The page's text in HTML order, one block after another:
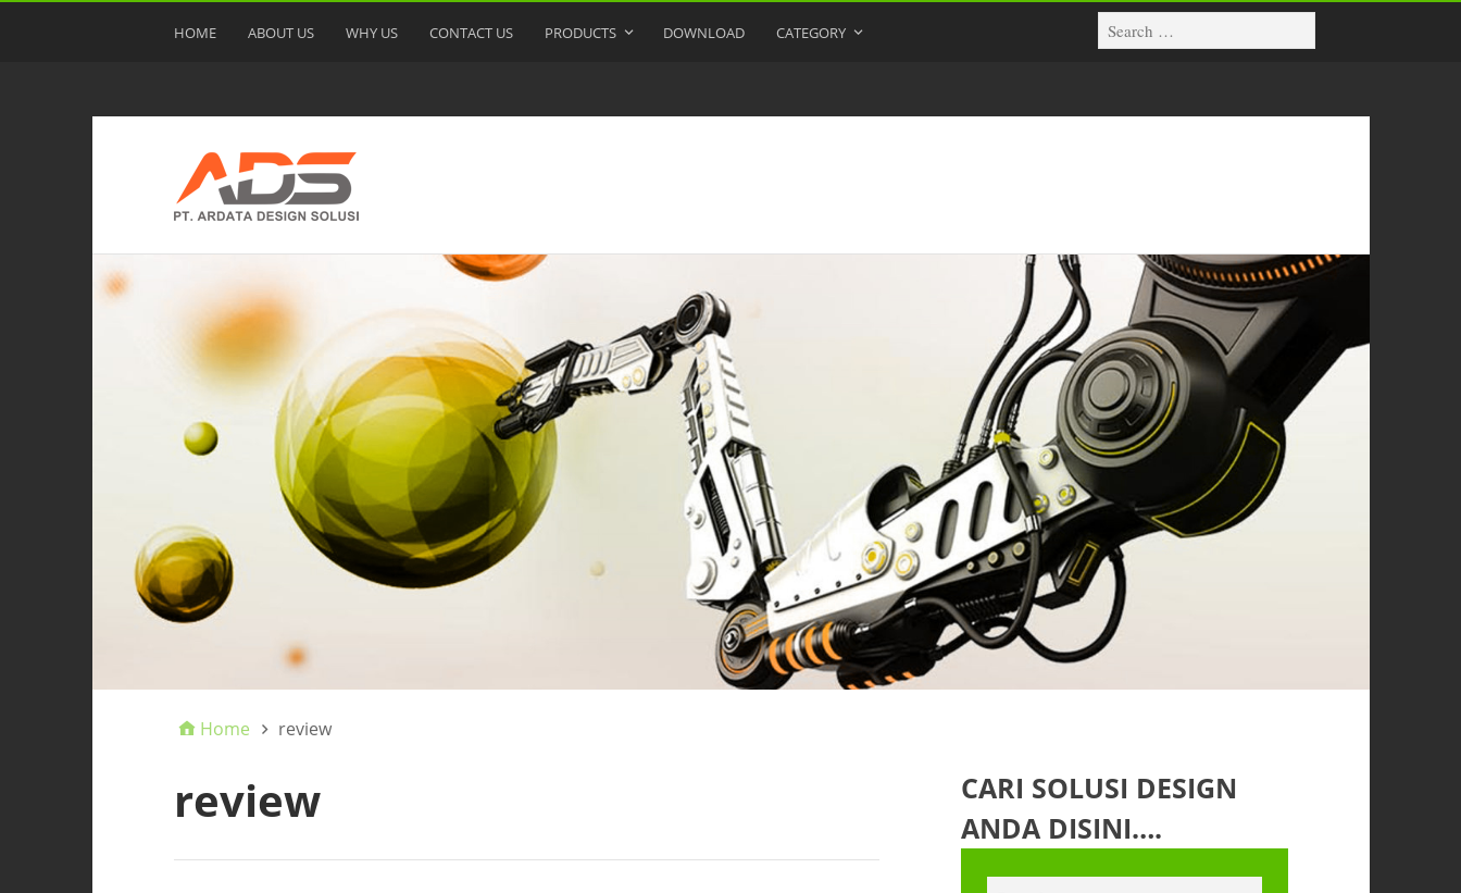
HOME ABOUT US WHY US CONTACT US PRODUCTS DOWNLOAD CATEGORY
Home review
review
CARI SOLUSI DESIGN
ANDA DISINI….